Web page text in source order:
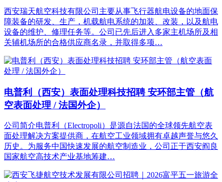
西安瑞天航空科技有限公司主要从事飞行器航电设备的地面保
障装备的研发、生产，机载航电系统的加装、改装，以及航电
设备的维护、修理任务等。公司已先后进入多家主机场所及相
关辅机场所的合格供应商名录，并取得多项…
电普利（西安）表面处理科技招聘 安环部主管（航
空表面处理 / 法国外企）
公司简介电普利（Electropoli）是源自法国的全球领先航空表
面处理解决方案提供商，在航空工业领域拥有卓越声誉与悠久
历史。为服务中国快速发展的航空制造业，公司正于西安阎良
国家航空高技术产业基地筹建…